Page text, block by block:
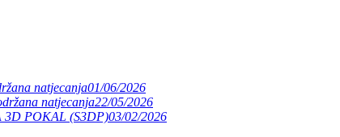
natjecanja01/06/2026
natjecanja22/05/2026
3D POKAL (S3DP)03/02/2026